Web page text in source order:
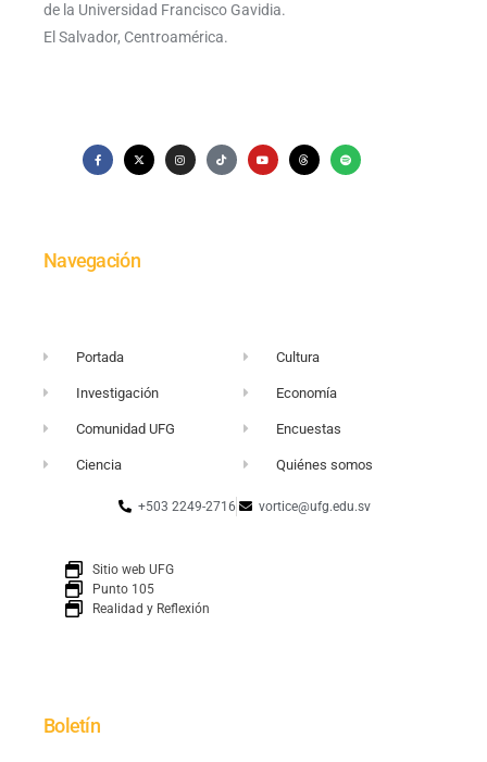
de la Universidad Francisco Gavidia.
El Salvador, Centroamérica.
Navegación
Portada
Investigación
Comunidad UFG
Ciencia
Cultura
Economía
Encuestas
Quiénes somos
+503 2249-2716 vortice@ufg.edu.sv
Sitio web UFG
Punto 105
Realidad y Reflexión
Boletín